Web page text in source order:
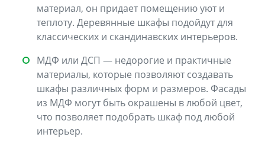
материал, он придает помещению уют и
теплоту. Деревянные шкафы подойдут для
классических и скандинавских интерьеров.
МДФ или ДСП — недорогие и практичные
материалы, которые позволяют создавать
шкафы различных форм и размеров. Фасады
из МДФ могут быть окрашены в любой цвет,
что позволяет подобрать шкаф под любой
интерьер.